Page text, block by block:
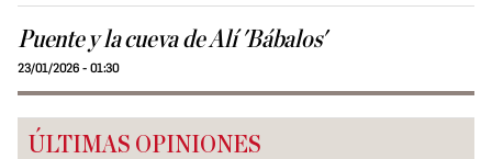
Puente y la cueva de Alí 'Bábalos'
23/01/2026 - 01:30
ÚLTIMAS OPINIONES